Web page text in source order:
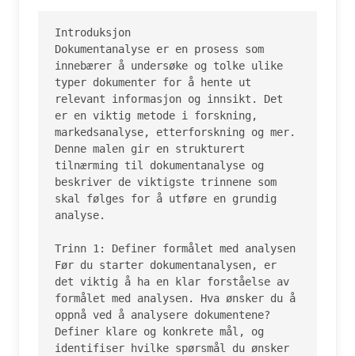
Introduksjon
Dokumentanalyse er en prosess som
innebærer å undersøke og tolke ulike
typer dokumenter for å hente ut
relevant informasjon og innsikt. Det
er en viktig metode i forskning,
markedsanalyse, etterforskning og mer.
Denne malen gir en strukturert
tilnærming til dokumentanalyse og
beskriver de viktigste trinnene som
skal følges for å utføre en grundig
analyse.
Trinn 1: Definer formålet med analysen
Før du starter dokumentanalysen, er
det viktig å ha en klar forståelse av
formålet med analysen. Hva ønsker du å
oppnå ved å analysere dokumentene?
Definer klare og konkrete mål, og
identifiser hvilke spørsmål du ønsker